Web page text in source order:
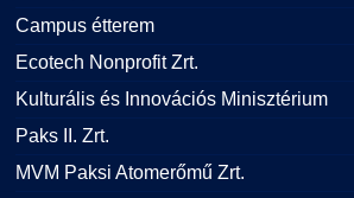
Campus étterem
Ecotech Nonprofit Zrt.
Kulturális és Innovációs Minisztérium
Paks II. Zrt.
MVM Paksi Atomerőmű Zrt.